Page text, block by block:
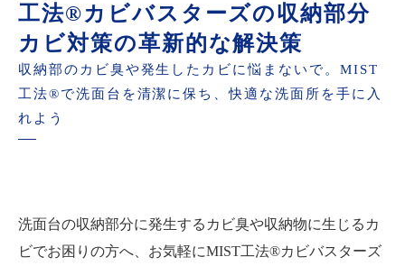
工法®カビバスターズの収納部分
カビ対策の革新的な解決策
収納部のカビ臭や発生したカビに悩まないで。MIST
工法®で洗面台を清潔に保ち、快適な洗面所を手に入
れよう
洗面台の収納部分に発生するカビ臭や収納物に生じるカ
ビでお困りの方へ、お気軽にMIST工法®カビバスターズ